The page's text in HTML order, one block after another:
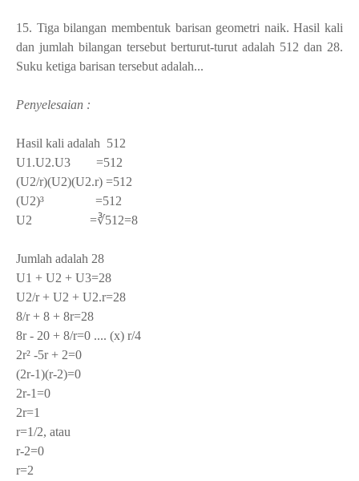
15. Tiga bilangan membentuk barisan geometri naik. Hasil kali
dan jumlah bilangan tersebut berturut-turut adalah 512 dan 28.
Suku ketiga barisan tersebut adalah...
Penyelesaian :
Hasil kali adalah 512
U1 .U2.U3
=512
(U2/r)(U2)(U2.r) =512
(U2)³ =512
U2 =∛512=8
Jumlah adalah 28
U1 + U2 + U3=28
U2/r + U2 + U2.r=28
8/r + 8 + 8r=28
8r - 20 + 8/r=0 .... (x) r/4
2r² -5r + 2=0
(2r-1)(r-2)=0
2r-1=0
2r=1
r=1/2, atau
r-2=0
r=2